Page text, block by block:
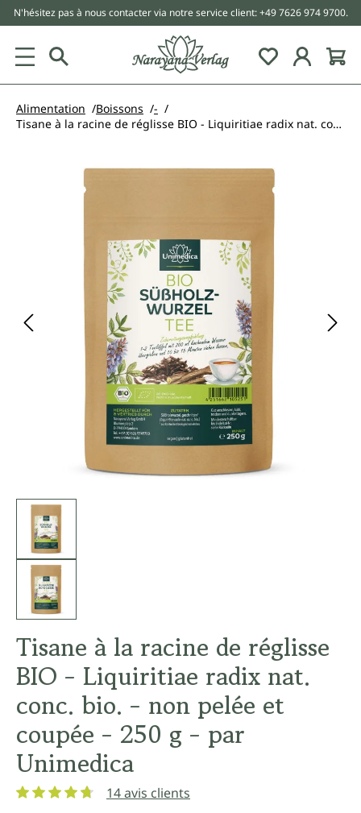
principal
N'hésitez pas à nous contacter via notre service client: +49 7626 974 9700.
Alimentation Boissons
-
Tisane à la racine de réglisse BIO - Liquiritiae radix nat. conc. bio. - non pelée et coupée - 250 g - par Unimedica
Ignorer la galerie d'images
Tisane à la racine de réglisse
BIO - Liquiritiae radix nat.
conc. bio. - non pelée et
coupée - 250 g - par
Unimedica
14 avis clients